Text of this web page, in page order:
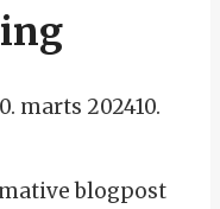
marts 202410.
blogpost